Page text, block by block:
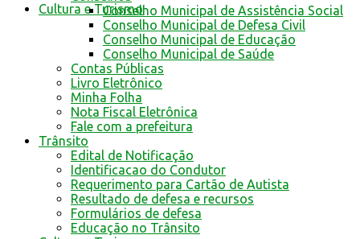
Cultura e TurismoConselho Municipal de Assistência Social
Conselho Municipal de Defesa Civil
Conselho Municipal de Educação
Conselho Municipal de Saúde
Contas Públicas
Livro Eletrônico
Minha Folha
Nota Fiscal Eletrônica
Fale com a prefeitura
Trânsito
Edital de Notificação
Identificacao do Condutor
Requerimento para Cartão de Autista
Resultado de defesa e recursos
Formulários de defesa
Educação no Trânsito